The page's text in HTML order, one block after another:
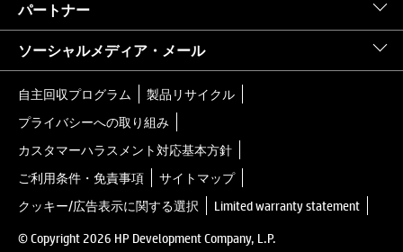
パートナー
ソーシャルメディア・メール
自主回収プログラム
製品リサイクル
プライバシーへの取り組み
カスタマーハラスメント対応基本方針
ご利用条件・免責事項
サイトマップ
クッキー/広告表示に関する選択
Limited warranty statement
© Copyright 2026 HP Development Company, L.P.